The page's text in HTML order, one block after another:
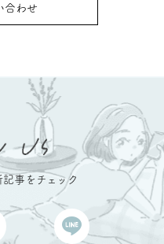
合わせ
事をチェック